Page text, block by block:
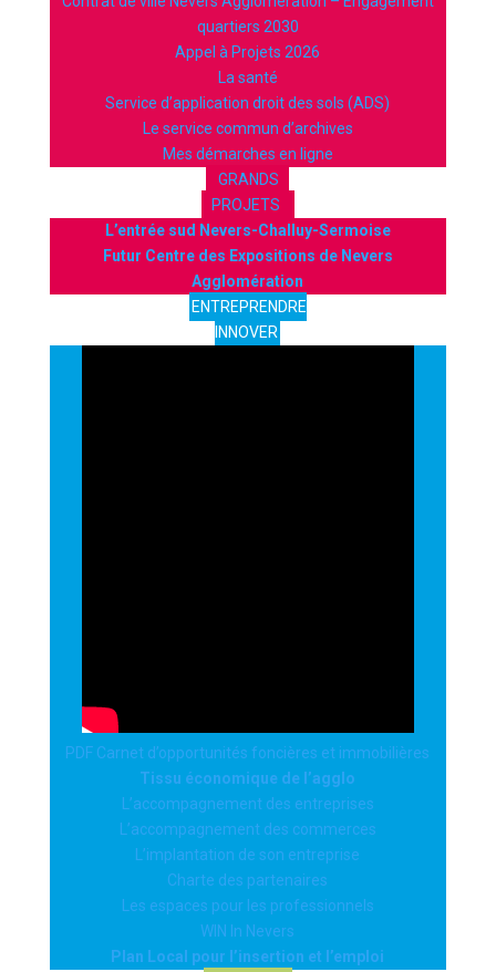
quartiers 2030
Appel à Projets 2026
La santé
Service d’application droit des sols (ADS)
Le service commun d’archives
Mes démarches en ligne
GRANDS
PROJETS
L’entrée sud Nevers-Challuy-Sermoise
Futur Centre des Expositions de Nevers
Agglomération
ENTREPRENDRE
INNOVER
PDF Carnet d’opportunités foncières et immobilières
Tissu économique de l’agglo
L’accompagnement des entreprises
L’accompagnement des commerces
L’implantation de son entreprise
Charte des partenaires
Les espaces pour les professionnels
WIN In Nevers
Plan Local pour l’insertion et l’emploi